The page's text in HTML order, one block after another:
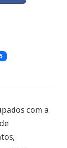
com a